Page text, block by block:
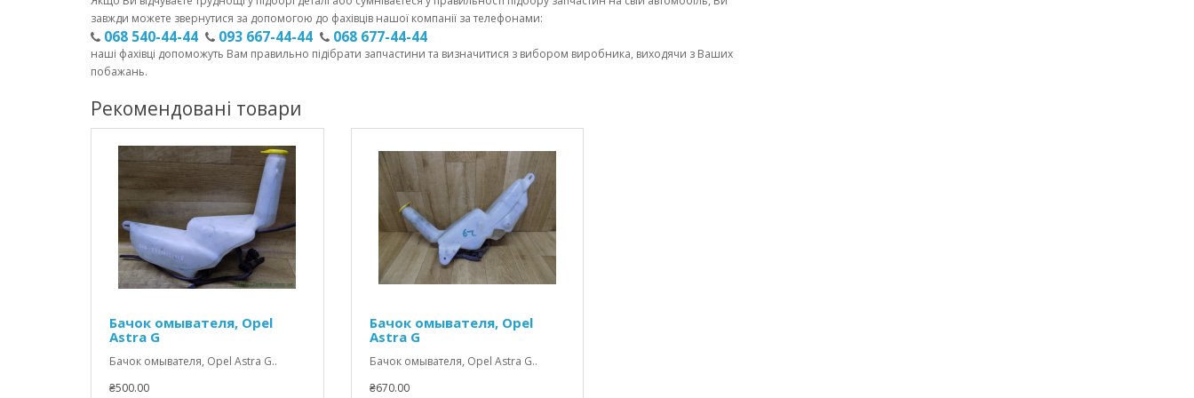
завжди можете звернутися за допомогою до фахівців нашої компанії за телефонами:
068 540-44-44 093 667-44-44 068 677-44-44
наші фахівці допоможуть Вам правильно підібрати запчастини та визначитися з вибором виробника, виходячи з Ваших
побажань.
Рекомендовані товари
Бачок омывателя, Opel
Astra G
Бачок омывателя, Opel Astra G..
₴500.00
Бачок омывателя, Opel
Astra G
Бачок омывателя, Opel Astra G..
₴670.00